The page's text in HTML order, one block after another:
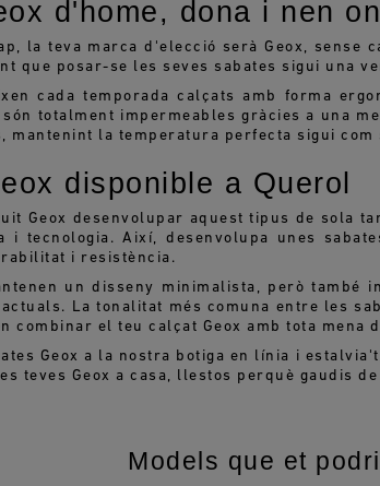
d'home, dona i nen
la teva marca d'elecció serà Geox,
que posar-se les seves sabates sigui una
cada temporada calçats amb forma
totalment impermeables gràcies a una
mantenint la temperatura perfecta sigui com
disponible a Querol
Geox desenvolupar aquest tipus de sola
tecnologia. Així, desenvolupa unes
i resistència.
un disseny minimalista, però
La tonalitat més comuna entre les
combinar el teu calçat Geox amb tota mena
Geox a la nostra botiga en línia i
teves Geox a casa, llestos perquè gaudis
Models que et